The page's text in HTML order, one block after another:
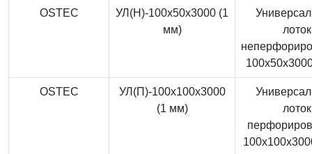
OSTEC
УЛ(Н)-100x50x3000 (1
мм)
лоток
OSTEC
УЛ(П)-100x100x3000
(1 мм)
лоток